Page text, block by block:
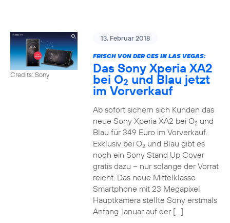
Credits: Sony
13. Februar 2018
FRISCH VON DER CES IN LAS VEGAS:
Das Sony Xperia XA2
bei O2 und Blau jetzt
im Vorverkauf
Ab sofort sichern sich Kunden das
neue Sony Xperia XA2 bei O2und
Blau für 349 Euro im Vorverkauf.
Exklusiv bei O2und Blau gibt es
noch ein Sony Stand Up Cover
gratis dazu – nur solange der Vorrat
reicht. Das neue Mittelklasse
Smartphone mit 23 Megapixel
Hauptkamera stellte Sony erstmals
Anfang Januar auf der […]